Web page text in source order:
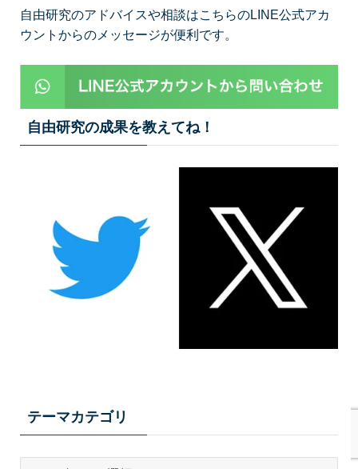
自由研究のアドバイスや相談はこちらのLINE公式アカ
ウントからのメッセージが便利です。
自由研究の成果を教えてね！
テーマカテゴリ